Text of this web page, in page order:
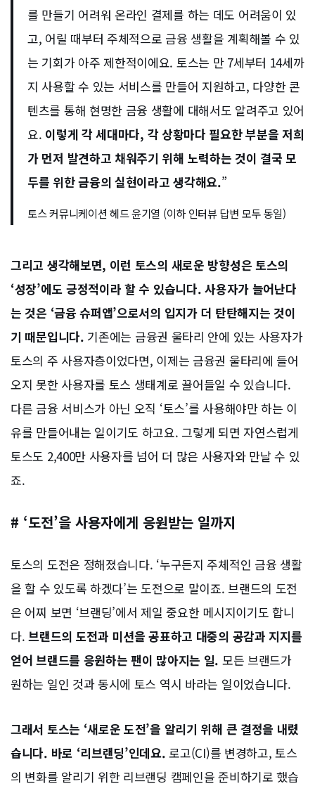
를 만들기 어려워 온라인 결제를 하는 데도 어려움이 있
고, 어릴 때부터 주체적으로 금융 생활을 계획해볼 수 있
는 기회가 아주 제한적이에요. 토스는 만 7세부터 14세까
지 사용할 수 있는 서비스를 만들어 지원하고, 다양한 콘
텐츠를 통해 현명한 금융 생활에 대해서도 알려주고 있어
요. 이렇게 각 세대마다, 각 상황마다 필요한 부분을 저희
가 먼저 발견하고 채워주기 위해 노력하는 것이 결국 모
두를 위한 금융의 실현이라고 생각해요.”
토스 커뮤니케이션 헤드 윤기열 (이하 인터뷰 답변 모두 동일)
그리고 생각해보면, 이런 토스의 새로운 방향성은 토스의
‘성장’에도 긍정적이라 할 수 있습니다. 사용자가 늘어난다
는 것은 ‘금융 슈퍼앱’으로서의 입지가 더 탄탄해지는 것이
기 때문입니다. 기존에는 금융권 울타리 안에 있는 사용자가
토스의 주 사용자층이었다면, 이제는 금융권 울타리에 들어
오지 못한 사용자를 토스 생태계로 끌어들일 수 있습니다.
다른 금융 서비스가 아닌 오직 ‘토스’를 사용해야만 하는 이
유를 만들어내는 일이기도 하고요. 그렇게 되면 자연스럽게
토스도 2,400만 사용자를 넘어 더 많은 사용자와 만날 수 있
죠.
# ‘도전’을 사용자에게 응원받는 일까지
토스의 도전은 정해졌습니다. ‘누구든지 주체적인 금융 생활
을 할 수 있도록 하겠다’는 도전으로 말이죠. 브랜드의 도전
은 어찌 보면 ‘브랜딩’에서 제일 중요한 메시지이기도 합니
다.브랜드의 도전과 미션을 공표하고 대중의 공감과 지지를
얻어 브랜드를 응원하는 팬이 많아지는 일. 모든 브랜드가
원하는 일인 것과 동시에 토스 역시 바라는 일이었습니다.
그래서 토스는 ‘새로운 도전’을 알리기 위해 큰 결정을 내렸
습니다. 바로 ‘리브랜딩’인데요. 로고(CI)를 변경하고, 토스
의 변화를 알리기 위한 리브랜딩 캠페인을 준비하기로 했습